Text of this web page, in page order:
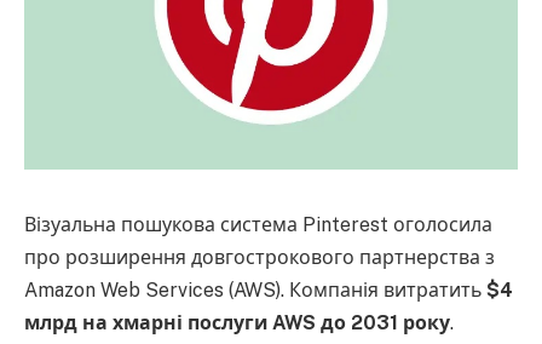
Візуальна пошукова система Pinterest оголосила
про розширення довгострокового партнерства з
Amazon Web Services (AWS). Компанія витратить $4
млрд на хмарні послуги AWS до 2031 року.